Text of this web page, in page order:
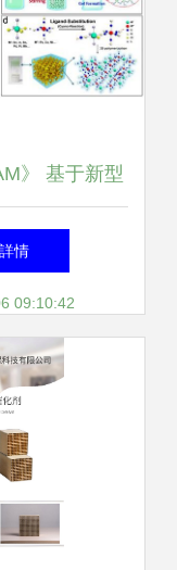
》 基于新型
電化學能源轉
突破
情
09:10:42